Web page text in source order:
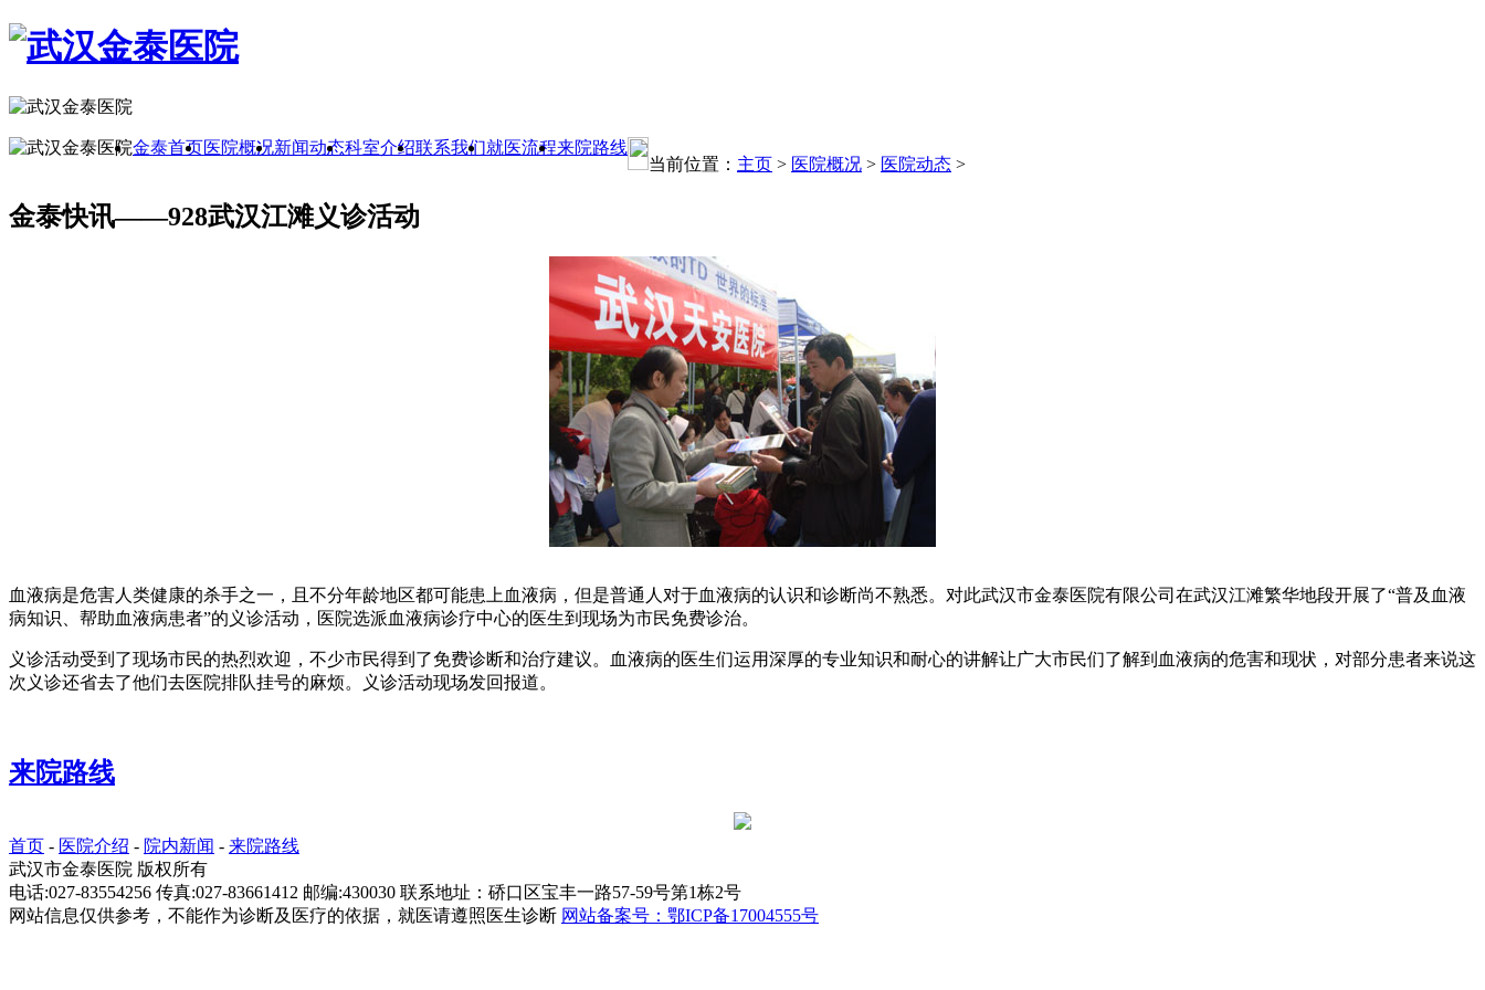
金泰首页医院概况新闻动态科室介绍联系我们就医流程来院路线
当前位置： 主页 > 医院概况 > 医院动态 >
金泰快讯——928武汉江滩义诊活动
血液病是危害人类健康的杀手之一，且不分年龄地区都可能患上血液病，但是普通人对于血液病的认识和诊断尚不熟悉。对此武汉市金泰医院有限公司在武汉江滩繁华地段开展了“普及血液
病知识、帮助血液病患者”的义诊活动，医院选派血液病诊疗中心的医生到现场为市民免费诊治。
义诊活动受到了现场市民的热烈欢迎，不少市民得到了免费诊断和治疗建议。血液病的医生们运用深厚的专业知识和耐心的讲解让广大市民们了解到血液病的危害和现状，对部分患者来说这
次义诊还省去了他们去医院排队挂号的麻烦。义诊活动现场发回报道。
来院路线
首页 - 医院介绍 - 院内新闻 - 来院路线
武汉市金泰医院 版权所有
电话:027-83554256 传真:027-83661412 邮编:430030 联系地址：硚口区宝丰一路57-59号第1栋2号
网站信息仅供参考，不能作为诊断及医疗的依据，就医请遵照医生诊断 网站备案号：鄂ICP备17004555号